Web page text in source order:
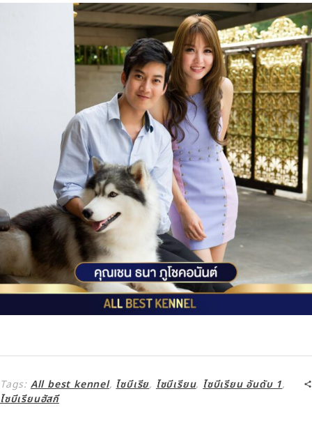
Tags: All best kennel, ไซบีเรีย, ไซบีเรียน, ไซบีเรียน อันดับ 1,
ไซบีเรียนฮัสกี